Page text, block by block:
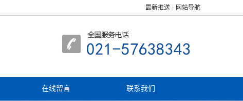
最新推送 网站导航
在线留言 联系我们